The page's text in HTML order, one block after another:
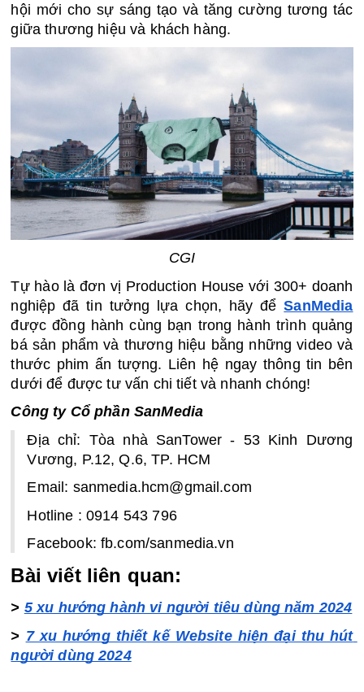
hội mới cho sự sáng tạo và tăng cường tương tác
giữa thương hiệu và khách hàng.
CGI
Tự hào là đơn vị Production House với 300+ doanh
nghiệp đã tin tưởng lựa chọn, hãy để SanMedia
được đồng hành cùng bạn trong hành trình quảng
bá sản phẩm và thương hiệu bằng những video và
thước phim ấn tượng. Liên hệ ngay thông tin bên
dưới để được tư vấn chi tiết và nhanh chóng!
Công ty Cổ phần SanMedia
Địa chỉ: Tòa nhà SanTower - 53 Kinh Dương
Vương, P.12, Q.6, TP. HCM
Email: sanmedia.hcm@gmail.com
Hotline : 0914 543 796
Facebook: fb.com/sanmedia.vn
Bài viết liên quan:
> 5 xu hướng hành vi người tiêu dùng năm 2024
> 7 xu hướng thiết kế Website hiện đại thu hút
người dùng 2024